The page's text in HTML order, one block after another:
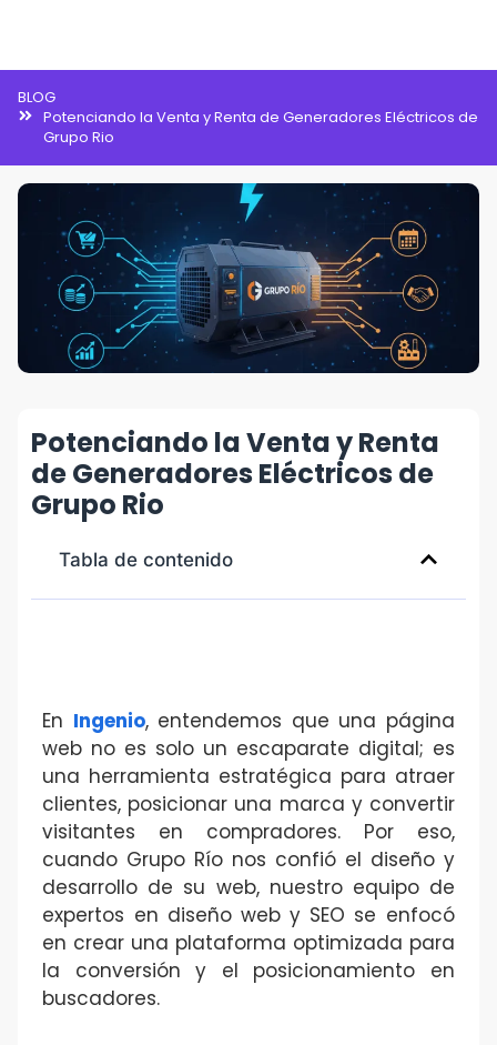
BLOG
Potenciando la Venta y Renta de Generadores Eléctricos de
Grupo Rio
Potenciando la Venta y Renta
de Generadores Eléctricos de
Grupo Rio
Tabla de contenido
En Ingenio, entendemos que una página
web no es solo un escaparate digital; es
una herramienta estratégica para atraer
clientes, posicionar una marca y convertir
visitantes en compradores. Por eso,
cuando Grupo Río nos confió el diseño y
desarrollo de su web, nuestro equipo de
expertos en diseño web y SEO se enfocó
en crear una plataforma optimizada para
la conversión y el posicionamiento en
buscadores.